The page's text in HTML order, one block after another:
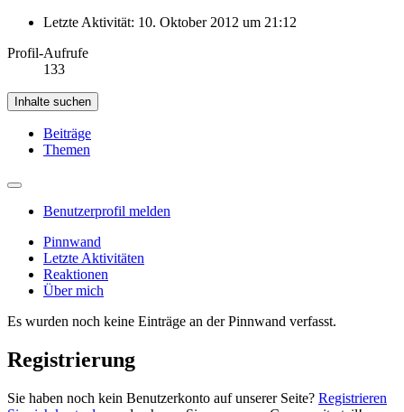
Letzte Aktivität: 10. Oktober 2012 um 21:12
Profil-Aufrufe
133
Inhalte suchen
Beiträge
Themen
Benutzerprofil melden
Pinnwand
Letzte Aktivitäten
Reaktionen
Über mich
Es wurden noch keine Einträge an der Pinnwand verfasst.
Registrierung
Sie haben noch kein Benutzerkonto auf unserer Seite? Registrieren